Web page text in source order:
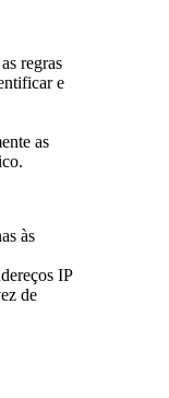
regras
e
as
às
IP
de